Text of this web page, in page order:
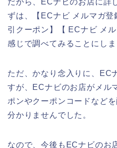
ずは、【ECナビ メルマガ登
引クーポン】【 ECナビ メ
感じで調べてみることにしま
ただ、かなり念入りに、EC
すが、ECナビのお店がメル
ポンやクーポンコードなど
分かりませんでした。
なので、今後もECナビのお